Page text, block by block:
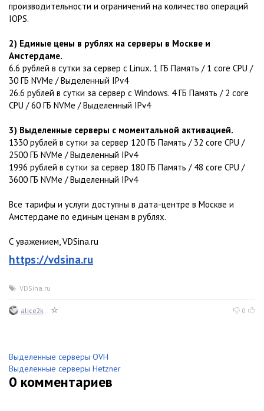
производительности и ограничений на количество операций
IOPS.
2) Единые цены в рублях на серверы в Москве и
Амстердаме.
6.6 рублей в сутки за сервер с Linux. 1 ГБ Память / 1 core CPU /
30 ГБ NVMe / Выделенный IPv4
26.6 рублей в сутки за сервер с Windows. 4 ГБ Память / 2 core
CPU / 60 ГБ NVMe / Выделенный IPv4
3) Выделенные серверы с моментальной активацией.
1330 рублей в сутки за сервер 120 ГБ Память / 32 core CPU /
2500 ГБ NVMe / Выделенный IPv4
1996 рублей в сутки за сервер 180 ГБ Память / 48 core CPU /
3600 ГБ NVMe / Выделенный IPv4
Все тарифы и услуги доступны в дата-центре в Москве и
Амстердаме по единым ценам в рублях.
С уважением, VDSina.ru
https://vdsina.ru
VDSina.ru
alice2k 0
Выделенные серверы OVH
Выделенные серверы Hetzner
0 комментариев